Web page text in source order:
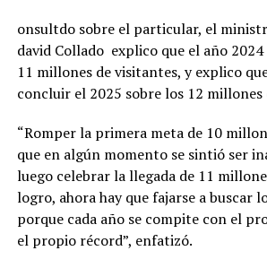
onsultdo sobre el particular, el
david Collado explico que el año
11 millones de visitantes, y explico
concluir el 2025 sobre los 12 millones
“Romper la primera meta de 10
que en algún momento se sintió ser
luego celebrar la llegada de 11
logro, ahora hay que fajarse a buscar
porque cada año se compite con el
el propio récord”, enfatizó.